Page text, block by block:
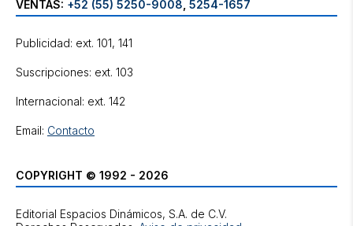
VENTAS: +52 (55) 5250-9008 5254-1657
Publicidad: ext. 101, 141
Suscripciones: ext. 103
Internacional: ext. 142
Email: Contacto
COPYRIGHT © 1992 - 2026
Editorial Espacios Dinámicos, S.A. de C.V.